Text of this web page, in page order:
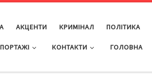
АКЦЕНТИ КРИМІНАЛ ПОЛІТИКА
КОНТАКТИ ГОЛОВНА